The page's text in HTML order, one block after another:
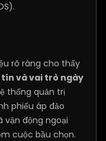
rõ ràng cho thấy
và vai trò ngày
thống quản trị
phiếu áp đảo
vận động ngoại
cuộc bầu chọn.